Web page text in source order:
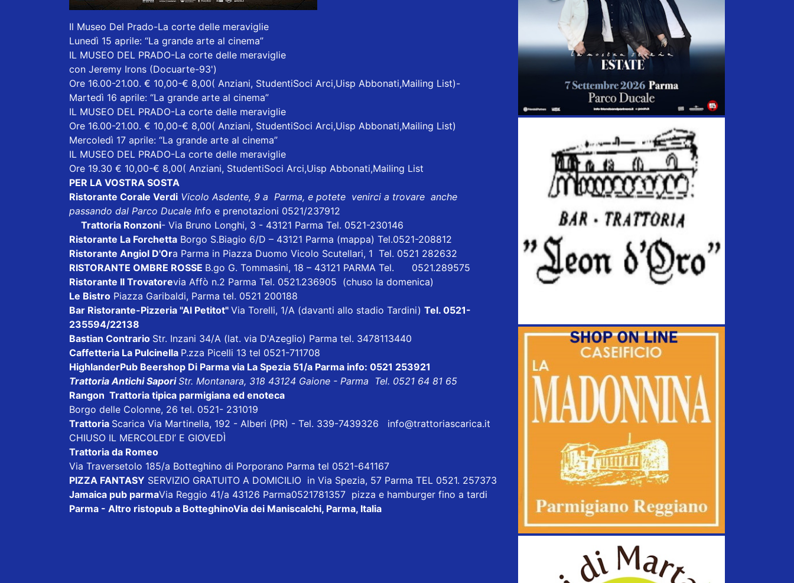
Il Museo Del Prado-La corte delle meraviglie
Lunedì 15 aprile: “La grande arte al cinema”
IL MUSEO DEL PRADO-La corte delle meraviglie
con Jeremy Irons (Docuarte-93')
Ore 16.00-21.00. € 10,00-€ 8,00( Anziani, StudentiSoci Arci,Uisp Abbonati,Mailing List)-
Martedì 16 aprile: “La grande arte al cinema”
IL MUSEO DEL PRADO-La corte delle meraviglie
Ore 16.00-21.00. € 10,00-€ 8,00( Anziani, StudentiSoci Arci,Uisp Abbonati,Mailing List)
Mercoledì 17 aprile: “La grande arte al cinema”
IL MUSEO DEL PRADO-La corte delle meraviglie
Ore 19.30 € 10,00-€ 8,00( Anziani, StudentiSoci Arci,Uisp Abbonati,Mailing List
PER LA VOSTRA SOSTA
Ristorante Corale Verdi Vicolo Asdente, 9 a Parma, e potete venirci a trovare anche
passando dal Parco Ducale Info e prenotazioni 0521/237912
Trattoria Ronzoni- Via Bruno Longhi, 3 - 43121 Parma Tel. 0521-230146
Ristorante La Forchetta Borgo S.Biagio 6/D – 43121 Parma (mappa) Tel.0521-208812
Ristorante Angiol D'Ora Parma in Piazza Duomo Vicolo Scutellari, 1 Tel. 0521 282632
RISTORANTE OMBRE ROSSE B.go G. Tommasini, 18 – 43121 PARMA Tel. 0521.289575
Ristorante Il Trovatorevia Affò n.2 Parma Tel. 0521.236905 (chuso la domenica)
Le Bistro Piazza Garibaldi, Parma tel. 0521 200188
Bar Ristorante-Pizzeria "Al Petitot" Via Torelli, 1/A (davanti allo stadio Tardini) Tel. 0521-
235594/22138
Bastian Contrario Str. Inzani 34/A (lat. via D'Azeglio) Parma tel. 3478113440
Caffetteria La Pulcinella P.zza Picelli 13 tel 0521-711708
HighlanderPub Beershop Di Parma via La Spezia 51/a Parma info: 0521 253921
Trattoria Antichi SaporiStr. Montanara, 318 43124 Gaione - Parma Tel. 0521 64 81 65
Rangon Trattoria tipica parmigiana ed enoteca
Borgo delle Colonne, 26 tel. 0521- 231019
Trattoria Scarica Via Martinella, 192 - Alberi (PR) - Tel. 339-7439326 info@trattoriascarica.it
CHIUSO IL MERCOLEDI’ E GIOVEDÌ
Trattoria da Romeo
Via Traversetolo 185/a Botteghino di Porporano Parma tel 0521-641167
PIZZA FANTASY SERVIZIO GRATUITO A DOMICILIO in Via Spezia, 57 Parma TEL 0521. 257373
Jamaica pub parmaVia Reggio 41/a 43126 Parma0521781357 pizza e hamburger fino a tardi
Parma - Altro ristopub a BotteghinoVia dei Maniscalchi, Parma, Italia